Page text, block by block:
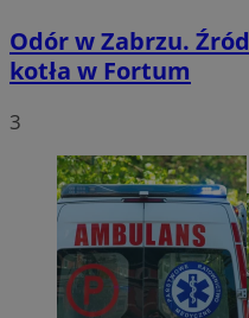
Odór w Zabrzu.
kotła w Fortum
3